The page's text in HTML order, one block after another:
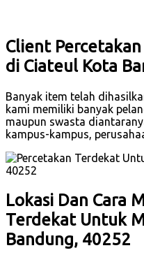
Client
di Ciateul Kota
Banyak item telah
kami memiliki banyak
maupun swasta
kampus-kampus,
Lokasi Dan Cara
Terdekat Untuk
Bandung, 40252